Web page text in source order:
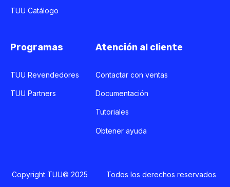
TUU Catálogo
Programas
TUU Revendedores
TUU Partners
Atención al cliente
Contactar con ventas
Documentación
Tutoriales
Obtener ayuda
Copyright TUU© 2025 Todos los derechos reservados